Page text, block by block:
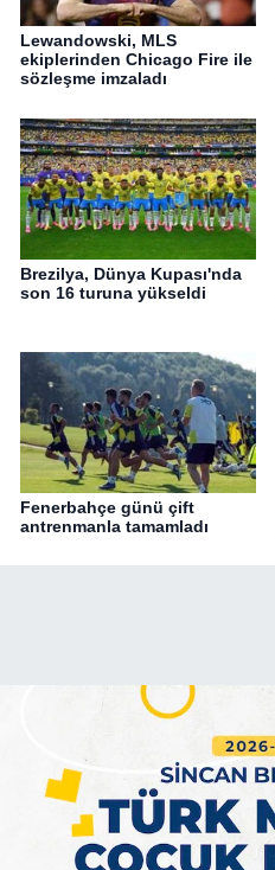
Lewandowski, MLS
ekiplerinden Chicago Fire ile
sözleşme imzaladı
Brezilya, Dünya Kupası'nda
son 16 turuna yükseldi
Fenerbahçe günü çift
antrenmanla tamamladı